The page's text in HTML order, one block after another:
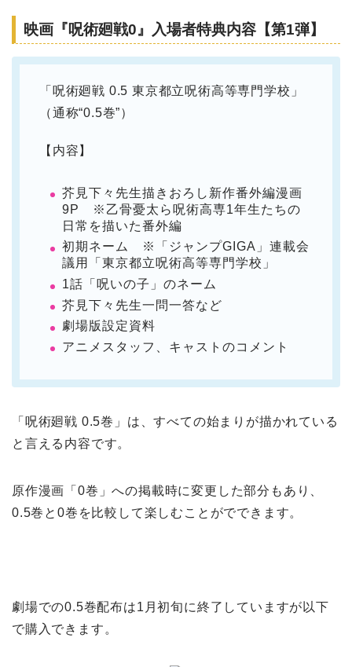
映画『呪術廻戦0』入場者特典内容【第1弾】
「呪術廻戦 0.5 東京都立呪術高等専門学校」
（通称“0.5巻”）
【内容】
芥見下々先生描きおろし新作番外編漫画
9P ※乙骨憂太ら呪術高専1年生たちの
日常を描いた番外編
初期ネーム ※「ジャンプGIGA」連載会
議用「東京都立呪術高等専門学校」
1話「呪いの子」のネーム
芥見下々先生一問一答など
劇場版設定資料
アニメスタッフ、キャストのコメント
「呪術廻戦 0.5巻」は、すべての始まりが描かれている
と言える内容です。
原作漫画「0巻」への掲載時に変更した部分もあり、
0.5巻と0巻を比較して楽しむことがでできます。
劇場での0.5巻配布は1月初旬に終了していますが以下
で購入できます。